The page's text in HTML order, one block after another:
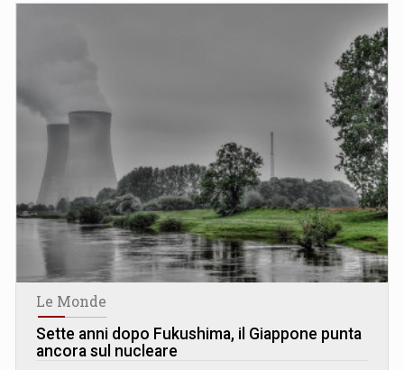
Le Monde
Sette anni dopo Fukushima, il Giappone punta
ancora sul nucleare